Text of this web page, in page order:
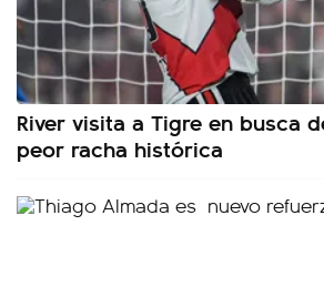
River visita a Tigre en busca
peor racha histórica